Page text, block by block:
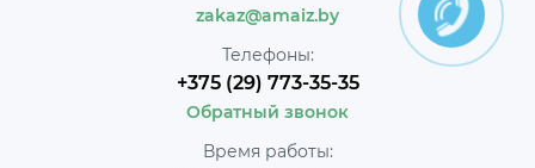
zakaz@amaiz.by
Телефоны:
+375 (29) 773-35-35
Обратный звонок
Время работы: